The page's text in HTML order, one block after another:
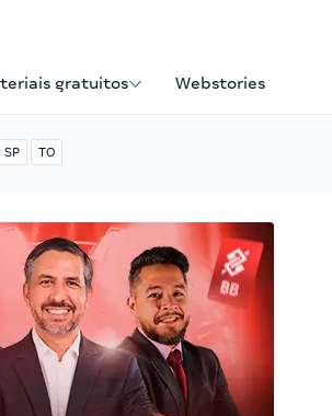
gratuitos Webstories
SP TO